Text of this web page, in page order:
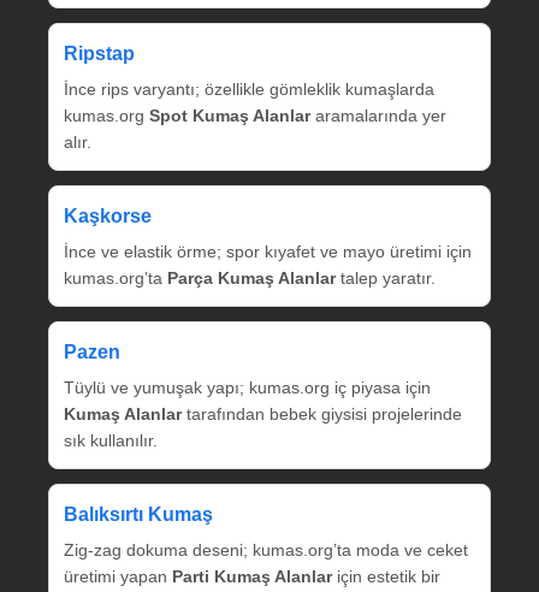
Ripstap
İnce rips varyantı; özellikle gömleklik kumaşlarda
kumas.org Spot Kumaş Alanlararamalarında yer
alır.
Kaşkorse
İnce ve elastik örme; spor kıyafet ve mayo üretimi için
kumas.org’ta Parça Kumaş Alanlartalep yaratır.
Pazen
Tüylü ve yumuşak yapı; kumas.org iç piyasa için
Kumaş Alanlartarafından bebek giysisi projelerinde
sık kullanılır.
Balıksırtı Kumaş
Zig‑zag dokuma deseni; kumas.org’ta moda ve ceket
üretimi yapan Parti Kumaş Alanlariçin estetik bir